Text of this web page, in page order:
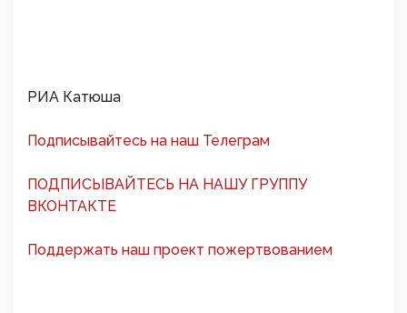
РИА Катюша
Подписывайтесь на наш Телеграм
ПОДПИСЫВАЙТЕСЬ НА НАШУ ГРУППУ
ВКОНТАКТЕ
Поддержать наш проект пожертвованием